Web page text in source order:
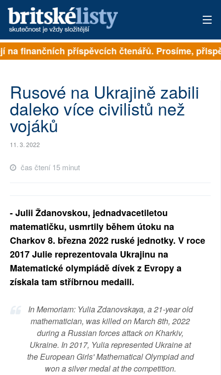
PŘIHLÁSIT
ARCHIV
ROZHOVORY
TÉMATA
NEJČTENĚJŠÍ ZA 7 DNÍ
PŘÍSPĚVKY NA PROVOZ
RUBRIKY
PLNÁ VERZE STRÁNEK
finančních příspěvcích čtenářů. Prosíme,
Rusové na Ukrajině zabili
daleko více civilistů než
vojáků
11. 3. 2022
čas čtení 15 minut
- Julii Ždanovskou, jednadvacetiletou
matematičku, usmrtily během útoku na
Charkov 8. března 2022 ruské jednotky. V roce
2017 Julie reprezentovala Ukrajinu na
Matematické olympiádě dívek z Evropy a
získala tam stříbrnou medaili.
In Memoriam: Yulia Zdanovskaya, a 21-year old
mathematician, was killed on March 8th, 2022
during a Russian forces attack on Kharkiv,
Ukraine. In 2017, Yulia represented Ukraine at
the European Girls' Mathematical Olympiad and
won a silver medal at the competition.